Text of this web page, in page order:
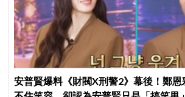
安普賢爆料《財閥X刑警2》幕後！鄭